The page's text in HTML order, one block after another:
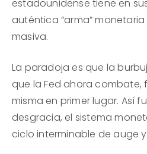
estadounidense tiene en
auténtica “arma”
masiva.
La paradoja es que la
que la Fed ahora combate,
misma en primer lugar. Así
desgracia, el sistema
ciclo interminable de auge y